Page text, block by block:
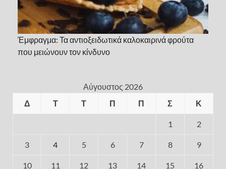
Έμφραγμα: Τα αντιοξειδωτικά καλοκαιρινά φρούτα
που μειώνουν τον κίνδυνο
Αύγουστος 2026
Δ
Τ Τ Π Π Σ Κ
1 2
3 4 5 6 7 8 9
10 11 12 13 14 15 16